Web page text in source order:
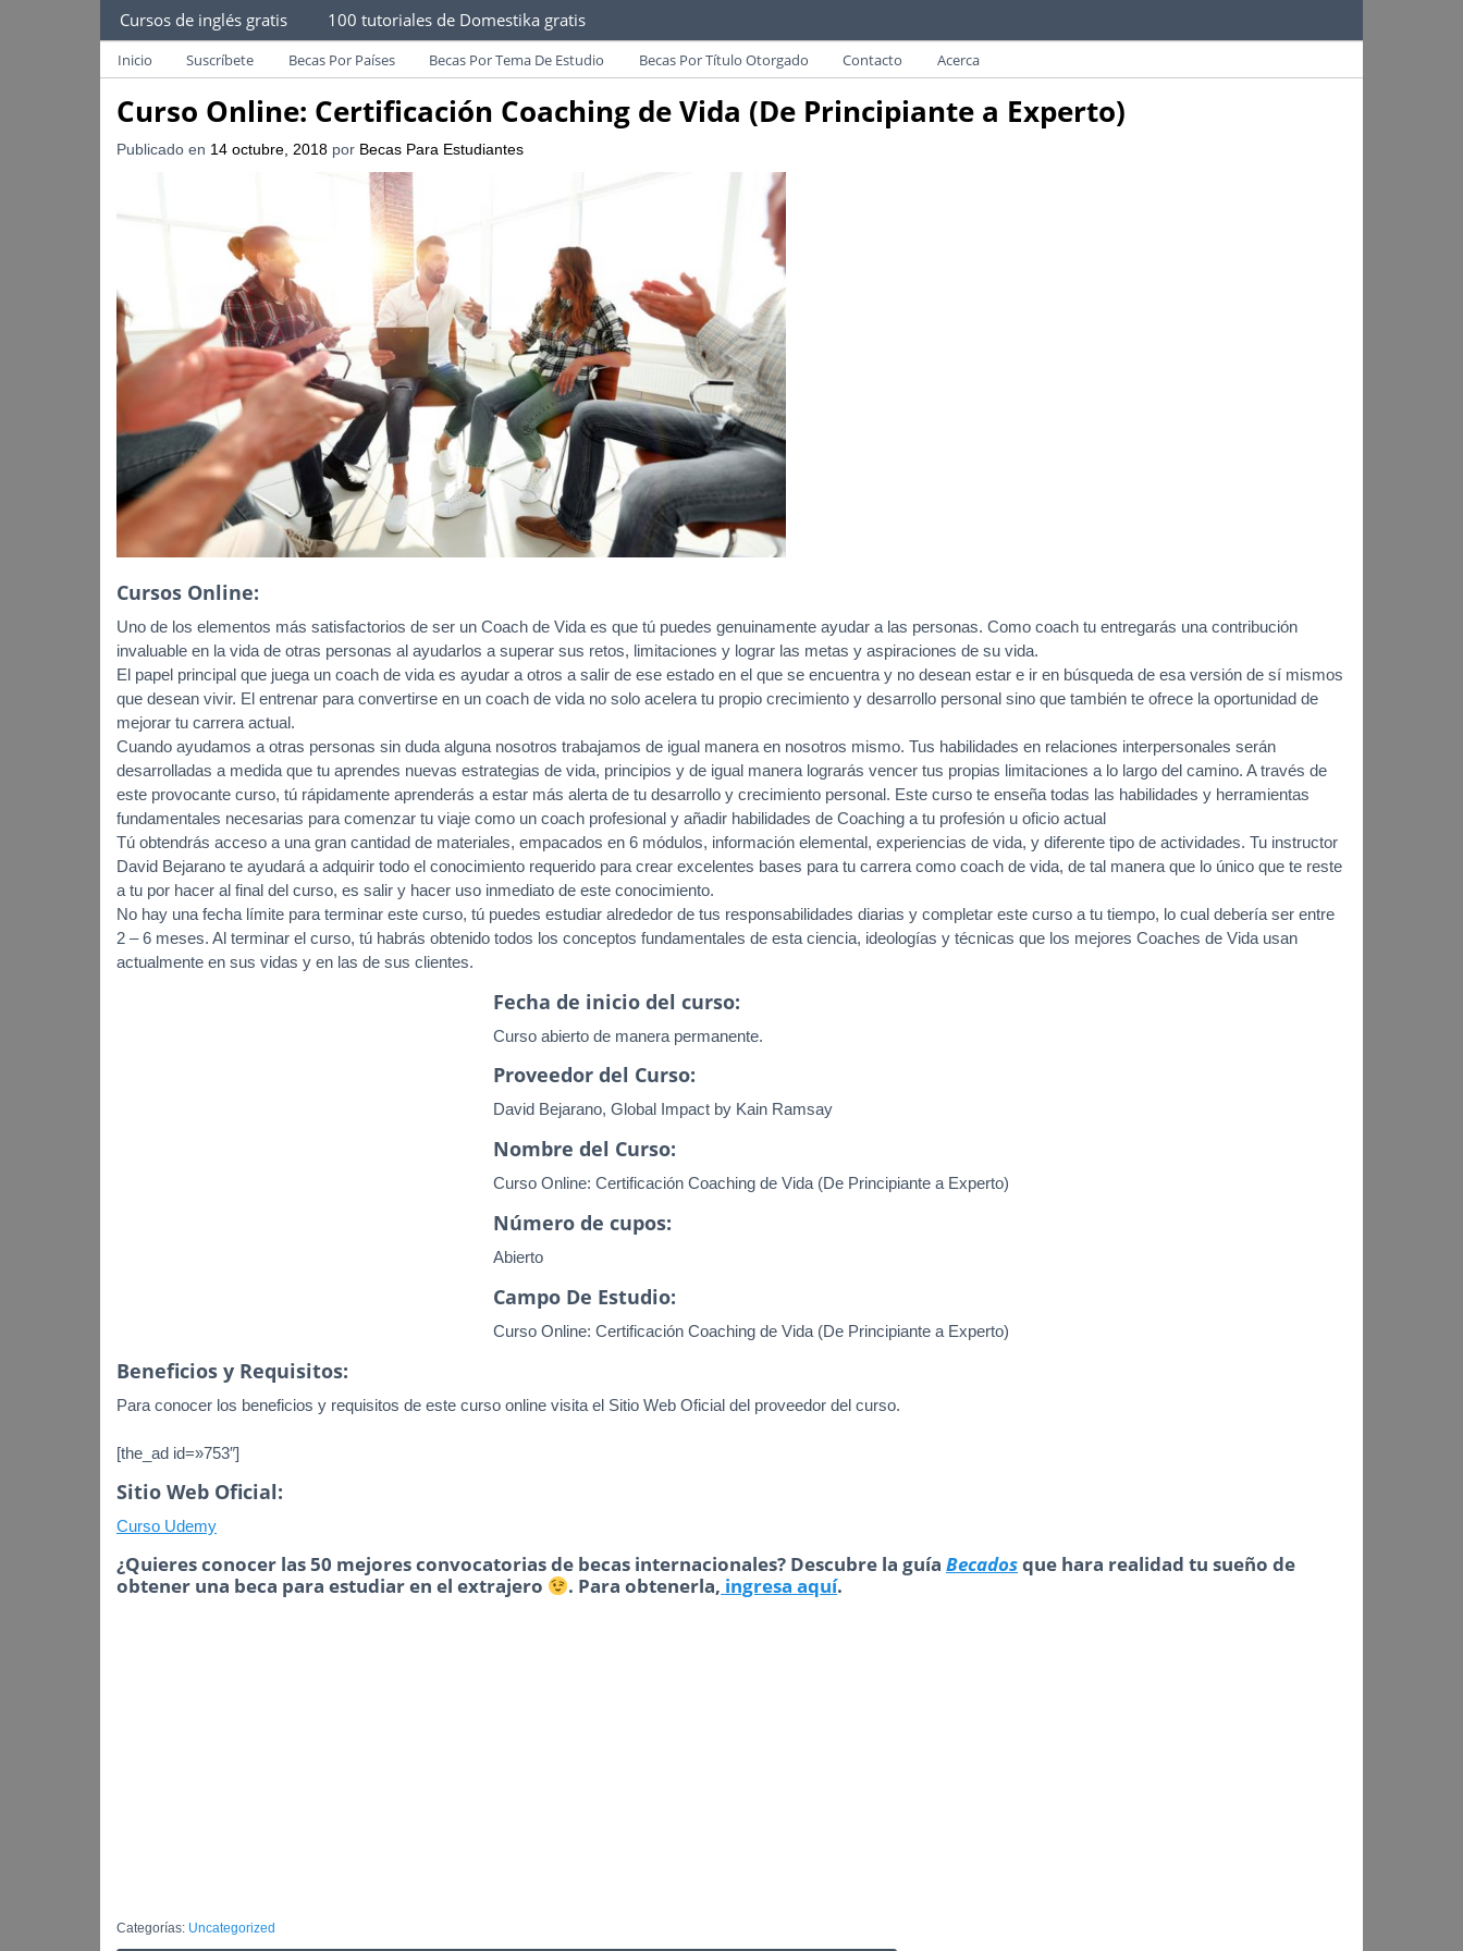
Becas Para Estudiantes
Cursos de inglés gratis 100 tutoriales de Domestika gratis
Becas Para Paraguayos
Oferta de becas para Paraguayos. Encuentra las convocatorias y requisitos de becas para Paraguayos.
Despliega Este Menú
Inicio Suscríbete Becas Por Países Becas Por Tema De Estudio Becas Por Título Otorgado Contacto Acerca
Curso Online: Certificación Coaching de Vida (De Principiante a Experto)
Publicado en 14 octubre, 2018 por Becas Para Estudiantes
Cursos Online:
Uno de los elementos más satisfactorios de ser un Coach de Vida es que tú puedes genuinamente ayudar a las personas. Como coach tu entregarás una contribución
invaluable en la vida de otras personas al ayudarlos a superar sus retos, limitaciones y lograr las metas y aspiraciones de su vida.
El papel principal que juega un coach de vida es ayudar a otros a salir de ese estado en el que se encuentra y no desean estar e ir en búsqueda de esa versión de sí mismos
que desean vivir. El entrenar para convertirse en un coach de vida no solo acelera tu propio crecimiento y desarrollo personal sino que también te ofrece la oportunidad de
mejorar tu carrera actual.
Cuando ayudamos a otras personas sin duda alguna nosotros trabajamos de igual manera en nosotros mismo. Tus habilidades en relaciones interpersonales serán
desarrolladas a medida que tu aprendes nuevas estrategias de vida, principios y de igual manera lograrás vencer tus propias limitaciones a lo largo del camino. A través de
este provocante curso, tú rápidamente aprenderás a estar más alerta de tu desarrollo y crecimiento personal. Este curso te enseña todas las habilidades y herramientas
fundamentales necesarias para comenzar tu viaje como un coach profesional y añadir habilidades de Coaching a tu profesión u oficio actual
Tú obtendrás acceso a una gran cantidad de materiales, empacados en 6 módulos, información elemental, experiencias de vida, y diferente tipo de actividades. Tu instructor
David Bejarano te ayudará a adquirir todo el conocimiento requerido para crear excelentes bases para tu carrera como coach de vida, de tal manera que lo único que te reste
a tu por hacer al final del curso, es salir y hacer uso inmediato de este conocimiento.
No hay una fecha límite para terminar este curso, tú puedes estudiar alrededor de tus responsabilidades diarias y completar este curso a tu tiempo, lo cual debería ser entre
2 – 6 meses. Al terminar el curso, tú habrás obtenido todos los conceptos fundamentales de esta ciencia, ideologías y técnicas que los mejores Coaches de Vida usan
actualmente en sus vidas y en las de sus clientes.
Fecha de inicio del curso:
Curso abierto de manera permanente.
Proveedor del Curso:
David Bejarano, Global Impact by Kain Ramsay
Nombre del Curso:
Curso Online: Certificación Coaching de Vida (De Principiante a Experto)
Número de cupos:
Abierto
Campo De Estudio:
Curso Online: Certificación Coaching de Vida (De Principiante a Experto)
Beneficios y Requisitos:
Para conocer los beneficios y requisitos de este curso online visita el Sitio Web Oficial del proveedor del curso.
[the_ad id=»753″]
Sitio Web Oficial:
Curso Udemy
¿Quieres conocer las 50 mejores convocatorias de becas internacionales? Descubre la guía Becadosque hara realidad tu sueño de
obtener una beca para estudiar en el extrajero
. Para obtenerla, ingresa aquí.
Categorías: Uncategorized